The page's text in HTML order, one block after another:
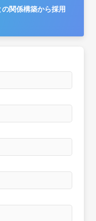
関係構築から採用